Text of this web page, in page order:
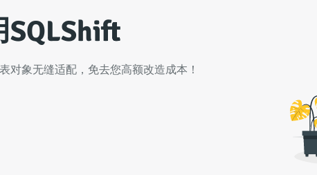
对象无缝适配，免去您高额改造成本！